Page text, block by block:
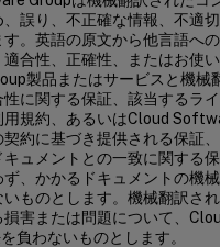
、誤り、不正確な情報、不適
。英語の原文から他言語へ
適合性、正確性、またはお使
製品またはサービスと機械
性に関する保証、該当するラ
用規約、あるいはCloud
約に基づき提供される保証
ュメントとの一致に関する
ず、かかるドキュメントの機
いものとします。機械翻訳さ
損害または問題について、
負わないものとします。